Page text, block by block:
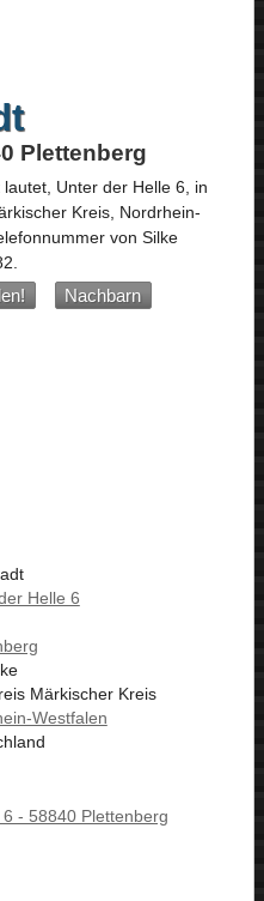
Plettenberg
lautet, Unter der Helle 6, in
Kreis, Nordrhein-
von Silke
.
Nachbarn
Helle 6
Märkischer Kreis
Westfalen
- 58840 Plettenberg